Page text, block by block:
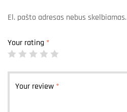
El. pašto adresas nebus skelbiamas.
Your rating *
Your review *